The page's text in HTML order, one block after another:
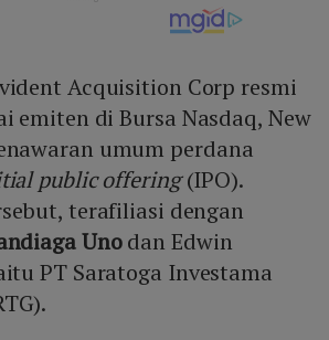
Acquisition Corp resmi
emiten di Bursa Nasdaq, New
umum perdana
public offering(IPO).
terafiliasi dengan
Unodan Edwin
PT Saratoga Investama